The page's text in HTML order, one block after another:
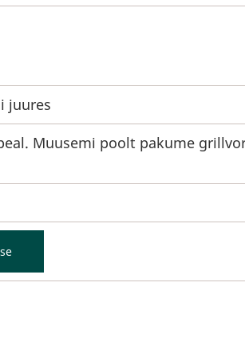
juures
Muusemi poolt pakume